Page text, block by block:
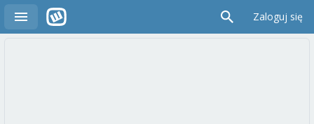
Zaloguj się